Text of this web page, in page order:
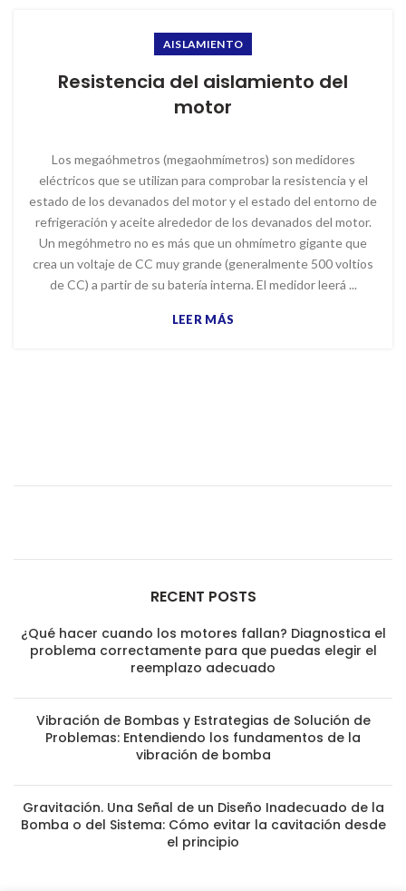
AISLAMIENTO
Resistencia del aislamiento del
motor
Los megaóhmetros (megaohmímetros) son medidores
eléctricos que se utilizan para comprobar la resistencia y el
estado de los devanados del motor y el estado del entorno de
refrigeración y aceite alrededor de los devanados del motor.
Un megóhmetro no es más que un ohmímetro gigante que
crea un voltaje de CC muy grande (generalmente 500 voltios
de CC) a partir de su batería interna. El medidor leerá ...
LEER MÁS
RECENT POSTS
¿Qué hacer cuando los motores fallan? Diagnostica el
problema correctamente para que puedas elegir el
reemplazo adecuado
Vibración de Bombas y Estrategias de Solución de
Problemas: Entendiendo los fundamentos de la
vibración de bomba
Gravitación. Una Señal de un Diseño Inadecuado de la
Bomba o del Sistema: Cómo evitar la cavitación desde
el principio